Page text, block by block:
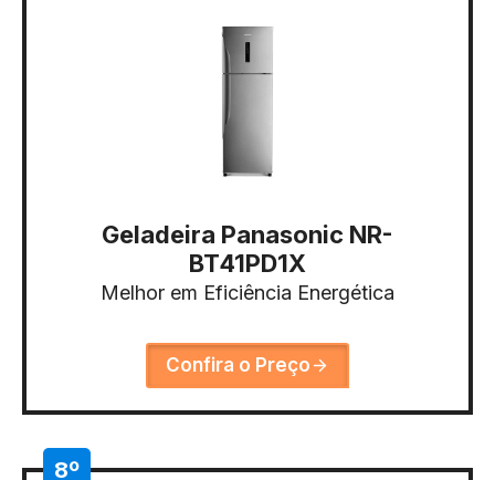
Geladeira Panasonic NR-
BT41PD1X
Melhor em Eficiência Energética
Confira o Preço
8º